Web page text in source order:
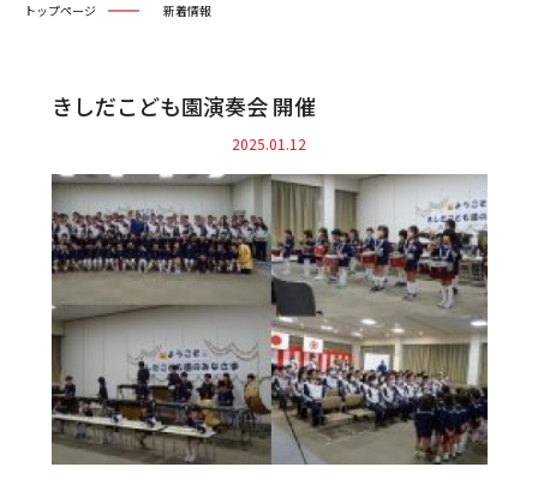
トップページ 新着情報
きしだこども園演奏会 開催
2025.01.12